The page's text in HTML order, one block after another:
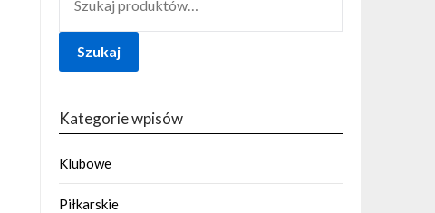
Szukaj
Kategorie wpisów
Klubowe
Piłkarskie